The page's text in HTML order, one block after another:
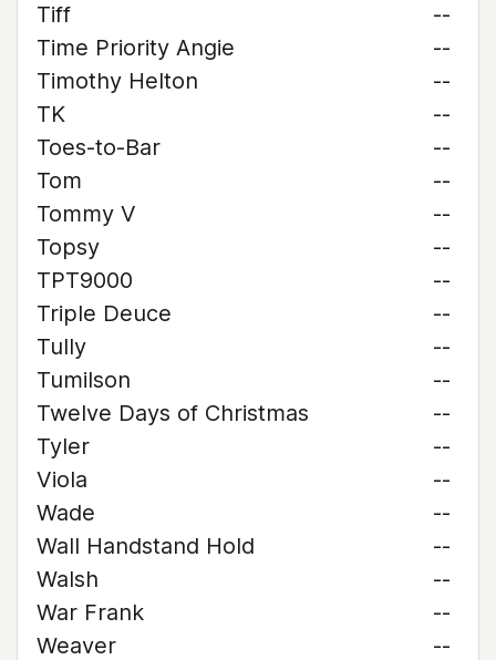
Tiff
--
Time Priority Angie
--
Timothy Helton
--
TK
--
Toes-to-Bar
--
Tom
--
Tommy V
--
Topsy
--
TPT9000
--
Triple Deuce
--
Tully
--
Tumilson
--
Twelve Days of Christmas
--
Tyler
--
Viola
--
Wade
--
Wall Handstand Hold
--
Walsh
--
War Frank
--
Weaver
--